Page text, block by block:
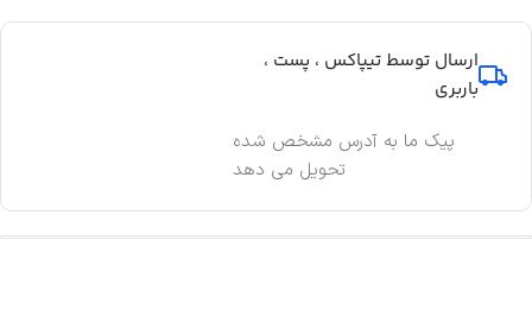
ارسال توسط تیپاکس ، پست ،
باربری
پیک ما به آدرس مشخص شده
تحویل می دهد